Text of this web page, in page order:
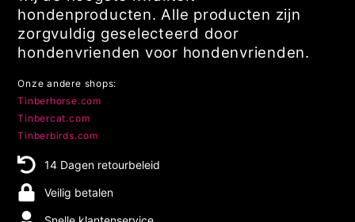
hondenproducten. Alle producten zijn
zorgvuldig geselecteerd door
hondenvrienden voor hondenvrienden.
Onze andere shops:
Tinberhorse.com
Tinbercat.com
Tinberbirds.com
14 Dagen retourbeleid
Veilig betalen